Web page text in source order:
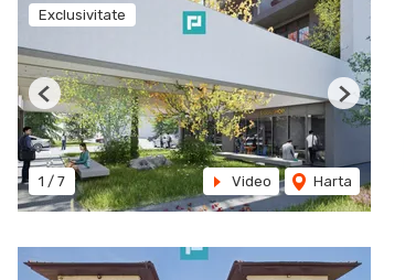
Exclusivitate
1 / 7 Video Harta
Previous Next